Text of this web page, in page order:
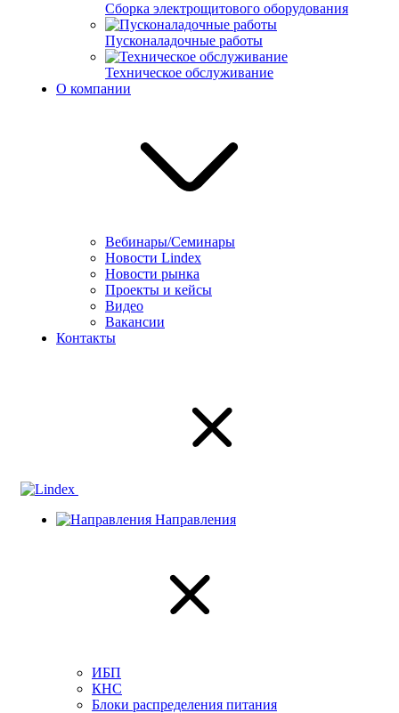
Сборка электрощитового оборудования
Пусконаладочные работы
Техническое обслуживание
О компании
Вебинары/Семинары
Новости Lindex
Новости рынка
Проекты и кейсы
Видео
Вакансии
Контакты
Направления
ИБП
КНС
Блоки распределения питания